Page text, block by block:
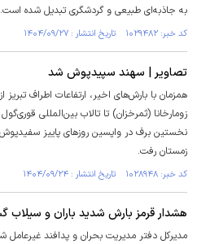
به جاذبه‌ای طبیعی و گردشگری تبدیل شده است.
کد خبر: ۱۰۲۹۴۸۲ تاریخ انتشار : ۱۴۰۴/۰۹/۲۷
تصاویر | سهند سپیدپوش شد
همزمان با بارش‌های اخیر، ارتفاعات اطراف
زومارخانا (ثمرخزان) تا تالاب بین‌المللی
نخستین برف در واپسین روزهای پاییز
زمستان رفت.
کد خبر: ۱۰۲۸۹۴۸ تاریخ انتشار : ۱۴۰۴/۰۹/۲۴
هشدار قرمز بارش شدید باران و سیلاب
مدیرکل دفتر مدیریت بحران و پدافند غیرعامل